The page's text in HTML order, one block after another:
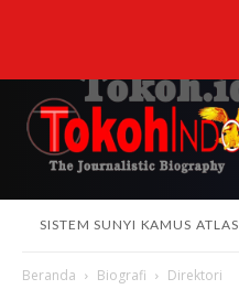
SISTEM SUNYI KAMUS ATLAS
Beranda Biografi Direktori